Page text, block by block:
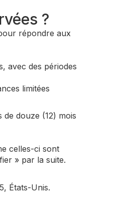
?
répondre aux
avec des périodes
limitées
douze (12) mois
celles-ci sont
» par la suite.
États-Unis.